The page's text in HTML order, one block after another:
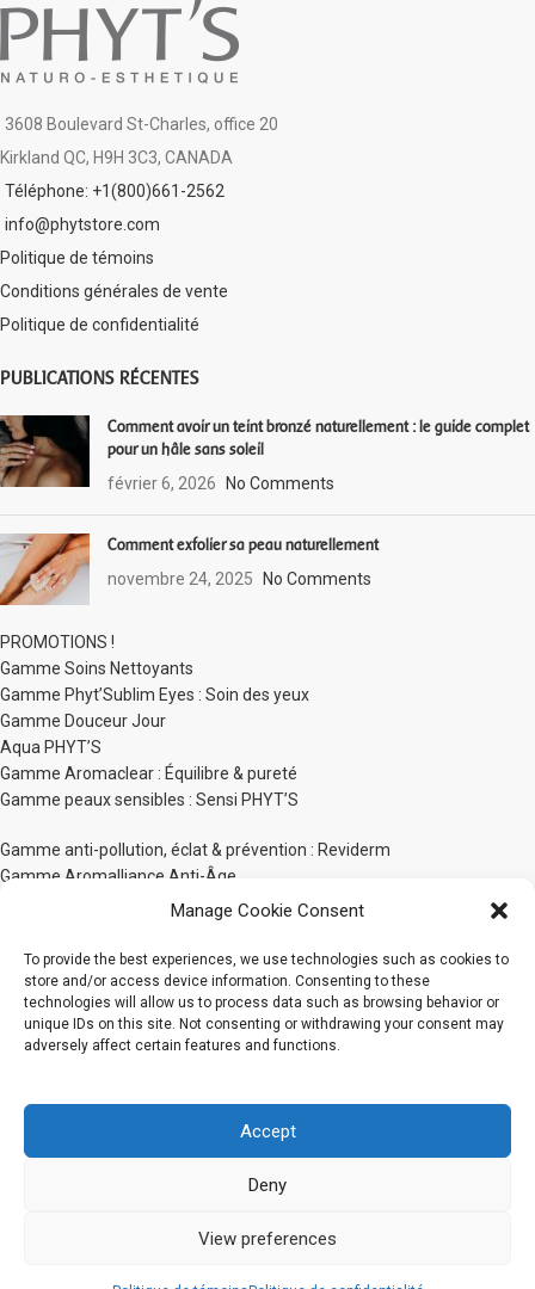
Manage Cookie Consent
To provide the best experiences, we use technologies such as cookies to
store and/or access device information. Consenting to these
technologies will allow us to process data such as browsing behavior or
unique IDs on this site. Not consenting or withdrawing your consent may
adversely affect certain features and functions.
Accept
Deny
View preferences
3608 Boulevard St-Charles, office 20
Kirkland QC, H9H 3C3, CANADA
Téléphone: +1(800)661-2562
info@phytstore.com
Politique de témoins
Conditions générales de vente
Politique de confidentialité
PUBLICATIONS RÉCENTES
Comment avoir un teint bronzé naturellement : le guide complet
pour un hâle sans soleil
février 6, 2026 No Comments
Comment exfolier sa peau naturellement
novembre 24, 2025 No Comments
PROMOTIONS !
Gamme Soins Nettoyants
Gamme Phyt’Sublim Eyes : Soin des yeux
Gamme Douceur Jour
Aqua PHYT’S
Gamme Aromaclear : Équilibre & pureté
Gamme peaux sensibles : Sensi PHYT’S
Gamme anti-pollution, éclat & prévention : Reviderm
Gamme Aromalliance Anti-Âge
Gamme anti-âge global d’exception : Panacée
PHYT’S Men
PHYT’SSIMA Nutrition extrême
Gamme Protecteurs Corps
Gamme sensorielle corps : Bionatural by PHYT’S
Gamme Phyt’Solaires
Soins pour bébé PHYT’S 1er Âge
Gamme maquillage PHYT’S Organic Make-Up
2020 Tous droits réservésPHYT'S CanadaCJMB Cosmétiques Inc.